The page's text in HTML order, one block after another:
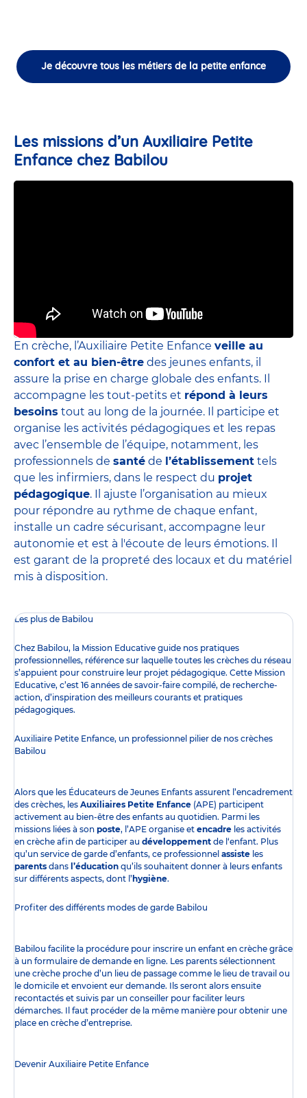
Je découvre tous les métiers de la petite enfance
Les missions d’un Auxiliaire Petite
Enfance chez Babilou
En crèche, l’Auxiliaire Petite Enfance veille au
confort et au bien-être des jeunes enfants, il
assure la prise en charge globale des enfants. Il
accompagne les tout-petits et répond à leurs
besoins tout au long de la journée. Il participe et
organise les activités pédagogiques et les repas
avec l’ensemble de l’équipe, notamment, les
professionnels de santé de l’établissement tels
que les infirmiers, dans le respect du projet
pédagogique. Il ajuste l’organisation au mieux
pour répondre au rythme de chaque enfant,
installe un cadre sécurisant, accompagne leur
autonomie et est à l'écoute de leurs émotions. Il
est garant de la propreté des locaux et du matériel
mis à disposition.
Les plus de Babilou
Chez Babilou, la Mission Educative guide nos pratiques
professionnelles, référence sur laquelle toutes les crèches du réseau
s’appuient pour construire leur projet pédagogique. Cette Mission
Educative, c’est 16 années de savoir-faire compilé, de recherche-
action, d’inspiration des meilleurs courants et pratiques
pédagogiques.
Auxiliaire Petite Enfance, un professionnel pilier de nos crèches
Babilou
Alors que les Éducateurs de Jeunes Enfants assurent l’encadrement
des crèches, les Auxiliaires Petite Enfance (APE) participent
activement au bien-être des enfants au quotidien. Parmi les
missions liées à son poste, l’APE organise et encadre les activités
en crèche afin de participer au développement de l‘enfant. Plus
qu’un service de garde d’enfants, ce professionnel assiste les
parents dans l’éducation qu’ils souhaitent donner à leurs enfants
sur différents aspects, dont l’ hygiène.
Profiter des différents modes de garde Babilou
Babilou facilite la procédure pour inscrire un enfant en crèche grâce
à un formulaire de demande en ligne. Les parents sélectionnent
une crèche proche d’un lieu de passage comme le lieu de travail ou
le domicile et envoient eur demande. Ils seront alors ensuite
recontactés et suivis par un conseiller pour faciliter leurs
démarches. Il faut procéder de la même manière pour obtenir une
place en crèche d’entreprise.
Devenir Auxiliaire Petite Enfance